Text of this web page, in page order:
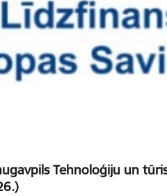
Tehnoloģiju un